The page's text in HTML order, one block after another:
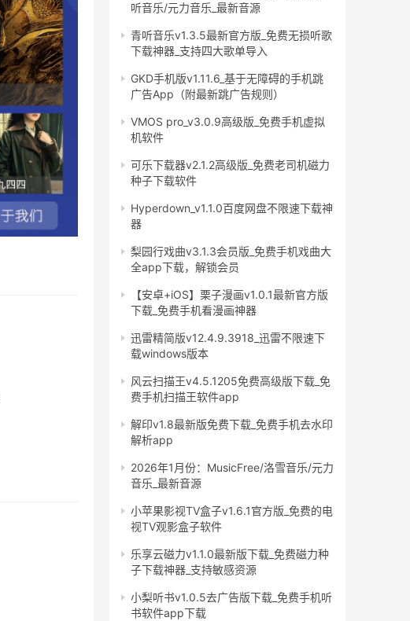
听音乐/元力音乐_最新音源
青听音乐v1.3.5最新官方版_免费无损听歌
下载神器_支持四大歌单导入
GKD手机版v1.11.6_基于无障碍的手机跳
广告App（附最新跳广告规则）
VMOS pro_v3.0.9高级版_免费手机虚拟
机软件
可乐下载器v2.1.2高级版_免费老司机磁力
种子下载软件
Hyperdown_v1.1.0百度网盘不限速下载神
器
梨园行戏曲v3.1.3会员版_免费手机戏曲大
全app下载，解锁会员
【安卓+iOS】栗子漫画v1.0.1最新官方版
下载_免费手机看漫画神器
迅雷精简版v12.4.9.3918_迅雷不限速下
载windows版本
风云扫描王v4.5.1205免费高级版下载_免
费手机扫描王软件app
解印v1.8最新版免费下载_免费手机去水印
解析app
2026年1月份：MusicFree/洛雪音乐/元力
音乐_最新音源
小苹果影视TV盒子v1.6.1官方版_免费的电
视TV观影盒子软件
乐享云磁力v1.1.0最新版下载_免费磁力种
子下载神器_支持敏感资源
小梨听书v1.0.5去广告版下载_免费手机听
书软件app下载